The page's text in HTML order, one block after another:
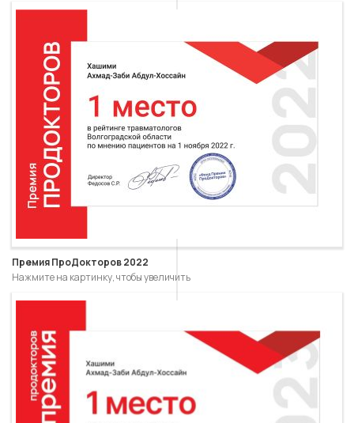
Премия ПроДокторов 2022
Нажмите на картинку, чтобы увеличить